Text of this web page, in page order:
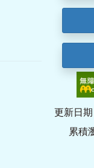
更新日
累積